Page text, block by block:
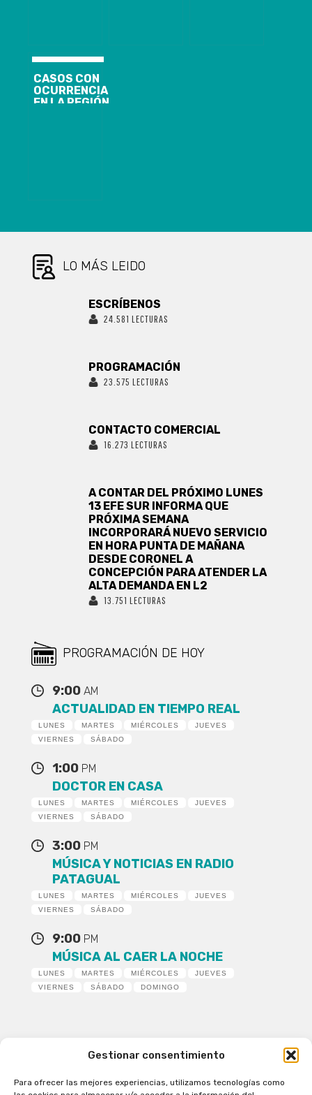
Gestionar consentimiento
Para ofrecer las mejores experiencias, utilizamos tecnologías como
CASOS CON
OCURRENCIA
EN LA REGIÓN
RECUPERADOS
LO MÁS LEIDO
ESCRÍBENOS
24.581 LECTURAS
PROGRAMACIÓN
23.575 LECTURAS
CONTACTO COMERCIAL
16.273 LECTURAS
A CONTAR DEL PRÓXIMO LUNES
13 EFE SUR INFORMA QUE
PRÓXIMA SEMANA
INCORPORARÁ NUEVO SERVICIO
EN HORA PUNTA DE MAÑANA
DESDE CORONEL A
CONCEPCIÓN PARA ATENDER LA
ALTA DEMANDA EN L2
13.751 LECTURAS
PROGRAMACIÓN DE HOY
9:00 AM
ACTUALIDAD EN TIEMPO REAL
LUNES MARTES MIÉRCOLES
JUEVES
VIERNES
SÁBADO
1:00 PM
DOCTOR EN CASA
LUNES MARTES MIÉRCOLES
JUEVES
VIERNES
SÁBADO
3:00 PM
MÚSICA Y NOTICIAS EN RADIO
PATAGUAL
LUNES MARTES MIÉRCOLES
JUEVES
VIERNES
SÁBADO
9:00 PM
MÚSICA AL CAER LA NOCHE
LUNES MARTES MIÉRCOLES
JUEVES
VIERNES
SÁBADO DOMINGO
Patagual Radio Digital 2026 - Todos los derechos